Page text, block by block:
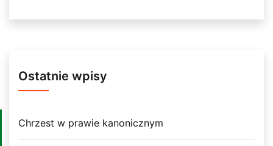
Ostatnie wpisy
Chrzest w prawie kanonicznym